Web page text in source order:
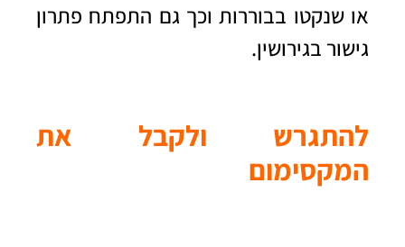
או שנקטו בבוררות וכך גם התפתח פתרון
גישור בגירושין.
להתגרש ולקבל את
המקסימום